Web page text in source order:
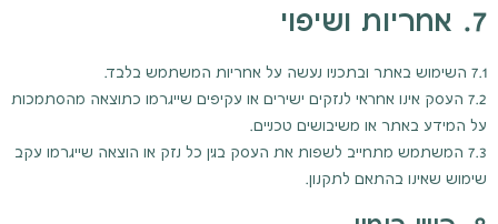
7. אחריות ושיפוי
7.1 השימוש באתר ובתכניו נעשה על אחריות המשתמש בלבד.
7.2 העסק אינו אחראי לנזקים ישירים או עקיפים שייגרמו כתוצאה מהסתמכות
על המידע באתר או משיבושים טכניים.
7.3 המשתמש מתחייב לשפות את העסק בגין כל נזק או הוצאה שייגרמו עקב
שימוש שאינו בהתאם לתקנון.